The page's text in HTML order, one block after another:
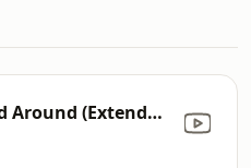
Round and Around (Extended Version)